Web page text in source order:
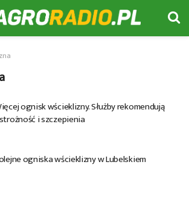
ognisk wścieklizny. Służby rekomendują
i szczepienia
ogniska wścieklizny w Lubelskiem